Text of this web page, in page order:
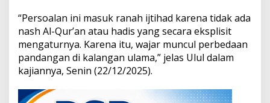
K
a
a
n
“Persoalan ini masuk ranah ijtihad karena tidak ada
nash Al-Qur’an atau hadis yang secara eksplisit
mengaturnya. Karena itu, wajar muncul perbedaan
pandangan di kalangan ulama,” jelas Ulul dalam
kajiannya, Senin (22/12/2025).